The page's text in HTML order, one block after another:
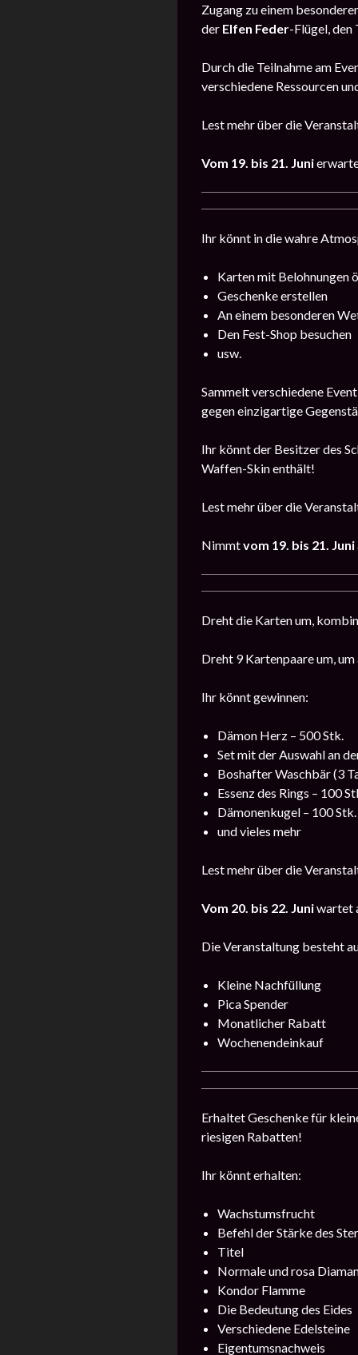
Zugang zu einem
der Elfen Feder-Flügel,
Durch die Teilnahme am
verschiedene Ressourcen
Lest mehr über die
Vom 19. bis 21. Juni
Ihr könnt in die wahre
Karten mit Belohnungen
Geschenke erstellen
An einem besonderen
Den Fest-Shop besuchen
usw.
Sammelt verschiedene
gegen einzigartige
Ihr könnt der Besitzer des
Waffen-Skin enthält!
Lest mehr über die
Nimmtvom 19. bis 21. Juni
Dreht die Karten um,
Dreht 9 Kartenpaare um,
Ihr könnt gewinnen:
Dämon Herz – 500 Stk.
Set mit der Auswahl an
Boshafter Waschbär (3
Essenz des Rings – 100
Dämonenkugel – 100 Stk.
und vieles mehr
Lest mehr über die
Vom 20 . bis 22. Juniwartet
Die Veranstaltung besteht
Kleine Nachfüllung
Pica Spender
Monatlicher Rabatt
Wochenendeinkauf
Erhaltet Geschenke für
riesigen Rabatten!
Ihr könnt erhalten:
Wachstumsfrucht
Befehl der Stärke des
Titel
Normale und rosa
Kondor Flamme
Die Bedeutung des Eides
Verschiedene Edelsteine
Eigentumsnachweis